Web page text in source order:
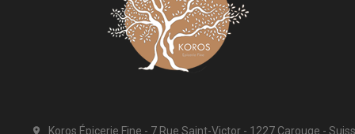
 Koros Épicerie Fine 7 Rue Saint-Victor 1227 Carouge